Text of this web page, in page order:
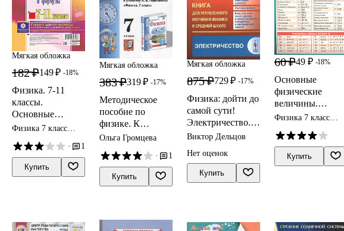
Мягкая обложка
182 ₽149 ₽ -18%
Физика. 7-11
классы.
Основные
определения и
Комплект карт
для подготовки к
контрольным
Физика 7 класс
·
1
Купить
Мягкая обложка
383 ₽319 ₽ -17%
Методическое
пособие по
физике. К
учебнику А. В.
Физика. 7 класс
Ольга Громцева
·
1
Купить
Мягкая обложка
875 ₽729 ₽ -17%
Физика: дойти до
самой сути!
Электричество.
Настольная книга
изучения физики
в средней школе
Виктор Дельцов
Нет оценок
Купить
60 ₽49 ₽ -18%
Основные
физические
величины.
Наглядно-
пособие
Физика 7 класс
Купить